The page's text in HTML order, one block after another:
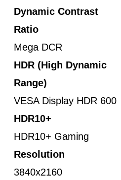
Dynamic Contrast
Ratio
Mega DCR
HDR (High Dynamic
Range)
VESA Display HDR 600
HDR10+
HDR10+ Gaming
Resolution
3840x2160